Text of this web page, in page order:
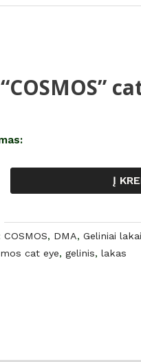
Į
COSMOS, DMA, Geliniai lakai
cat eye, gelinis, lakas